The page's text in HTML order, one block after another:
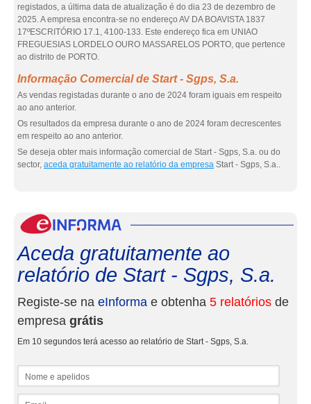
registados, a última data de atualização é do dia 23 de dezembro de
2025. A empresa encontra-se no endereço AV DA BOAVISTA 1837
17ºESCRITÓRIO 17.1, 4100-133. Este endereço fica em UNIAO
FREGUESIAS LORDELO OURO MASSARELOS PORTO, que pertence
ao distrito de PORTO.
Informação Comercial de Start - Sgps, S.a.
As vendas registadas durante o ano de 2024 foram iguais em respeito
ao ano anterior.
Os resultados da empresa durante o ano de 2024 foram decrescentes
em respeito ao ano anterior.
Se deseja obter mais informação comercial de Start - Sgps, S.a. ou do
sector, aceda gratuitamente ao relatório da empresa Start - Sgps, S.a..
Aceda gratuitamente ao
relatório de Start - Sgps, S.a.
Registe-se na eInforma e obtenha 5 relatórios de
empresa grátis
Em 10 segundos terá acesso ao relatório de Start - Sgps, S.a.